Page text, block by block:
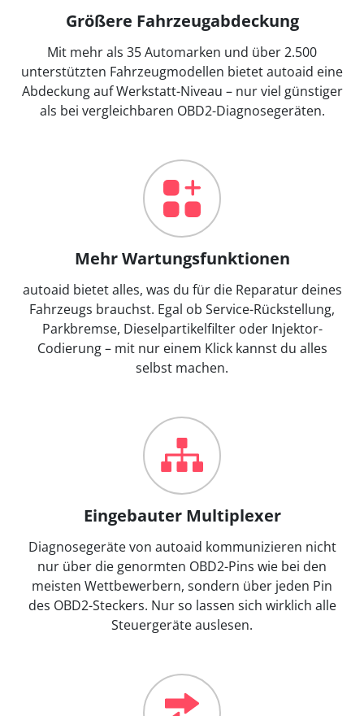
Größere Fahrzeugabdeckung
Mit mehr als 35 Automarken und über 2.500
unterstützten Fahrzeugmodellen bietet autoaid eine
Abdeckung auf Werkstatt-Niveau – nur viel günstiger
als bei vergleichbaren OBD2-Diagnosegeräten.
Mehr Wartungsfunktionen
autoaid bietet alles, was du für die Reparatur deines
Fahrzeugs brauchst. Egal ob Service-Rückstellung,
Parkbremse, Dieselpartikelfilter oder Injektor-
Codierung – mit nur einem Klick kannst du alles
selbst machen.
Eingebauter Multiplexer
Diagnosegeräte von autoaid kommunizieren nicht
nur über die genormten OBD2-Pins wie bei den
meisten Wettbewerbern, sondern über jeden Pin
des OBD2-Steckers. Nur so lassen sich wirklich alle
Steuergeräte auslesen.